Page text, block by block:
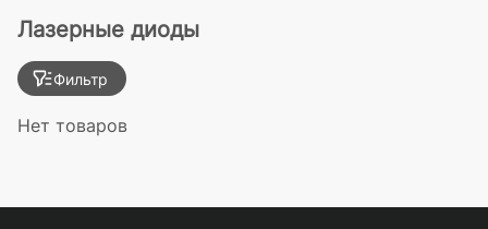
Лазерные диоды
Фильтр
Нет товаров